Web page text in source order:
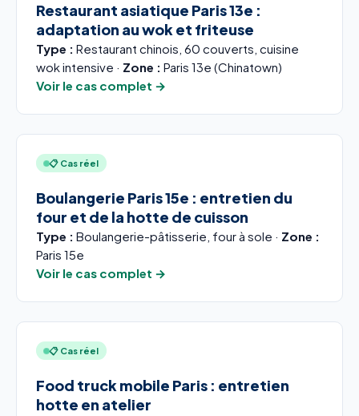
Restaurant asiatique Paris 13e :
adaptation au wok et friteuse
Type : Restaurant chinois, 60 couverts, cuisine
wok intensive · Zone : Paris 13e (Chinatown)
Voir le cas complet →
📋 Cas réel
Boulangerie Paris 15e : entretien du
four et de la hotte de cuisson
Type : Boulangerie-pâtisserie, four à sole · Zone :
Paris 15e
Voir le cas complet →
📋 Cas réel
Food truck mobile Paris : entretien
hotte en atelier